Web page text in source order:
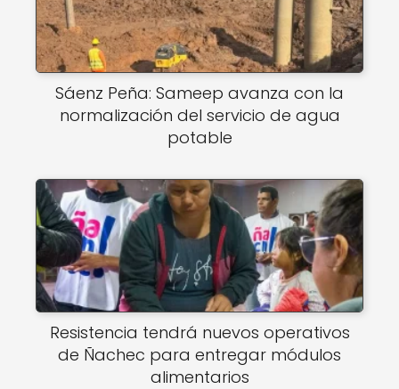
Sáenz Peña: Sameep avanza con la
normalización del servicio de agua
potable
Resistencia tendrá nuevos operativos
de Ñachec para entregar módulos
alimentarios